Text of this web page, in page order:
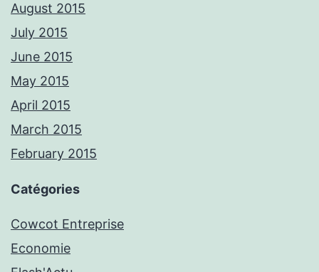
August 2015
July 2015
June 2015
May 2015
April 2015
March 2015
February 2015
Catégories
Cowcot Entreprise
Economie